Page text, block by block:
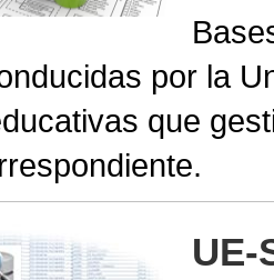
por la
que
UE-